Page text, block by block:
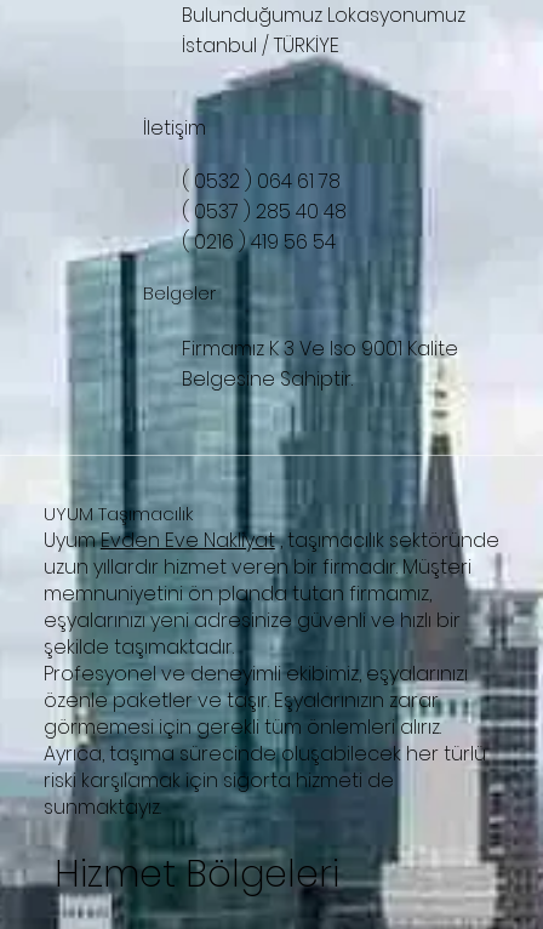
Bulunduğumuz Lokasyonumuz
İstanbul / TÜRKİYE
İletişim
( 0532 ) 064 61 78
( 0537 ) 285 40 48
( 0216 ) 419 56 54
Belgeler
Firmamız K 3 Ve Iso 9001 Kalite
Belgesine Sahiptir.
UYUM Taşımacılık
UyumEvden Eve Nakliyat, taşımacılık sektöründe
uzun yıllardır hizmet veren bir firmadır. Müşteri
memnuniyetini ön planda tutan firmamız,
eşyalarınızı yeni adresinize güvenli ve hızlı bir
şekilde taşımaktadır.
Profesyonel ve deneyimli ekibimiz, eşyalarınızı
özenle paketler ve taşır. Eşyalarınızın zarar
görmemesi için gerekli tüm önlemleri alırız.
Ayrıca, taşıma sürecinde oluşabilecek her türlü
riski karşılamak için sigorta hizmeti de
sunmaktayız.
Hizmet Bölgeleri